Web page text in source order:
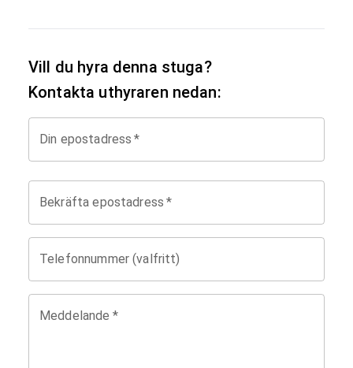
Vill du hyra denna stuga?
Kontakta uthyraren nedan:
Din epostadress *
Bekräfta epostadress *
Telefonnummer (valfritt)
Meddelande *